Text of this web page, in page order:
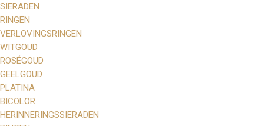
SIERADEN
RINGEN
VERLOVINGSRINGEN
WITGOUD
ROSÉGOUD
GEELGOUD
PLATINA
BICOLOR
HERINNERINGSSIERADEN